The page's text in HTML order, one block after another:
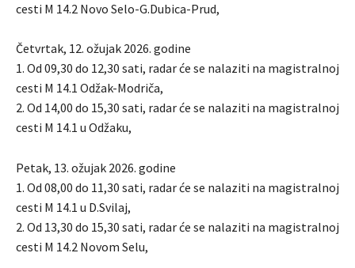
cesti M 14.2 Novo Selo-G.Dubica-Prud,
Četvrtak, 12. ožujak 2026. godine
1. Od 09,30 do 12,30 sati, radar će se nalaziti na magistralnoj
cesti M 14.1 Odžak-Modriča,
2. Od 14,00 do 15,30 sati, radar će se nalaziti na magistralnoj
cesti M 14.1 u Odžaku,
Petak, 13. ožujak 2026. godine
1. Od 08,00 do 11,30 sati, radar će se nalaziti na magistralnoj
cesti M 14.1 u D.Svilaj,
2. Od 13,30 do 15,30 sati, radar će se nalaziti na magistralnoj
cesti M 14.2 Novom Selu,